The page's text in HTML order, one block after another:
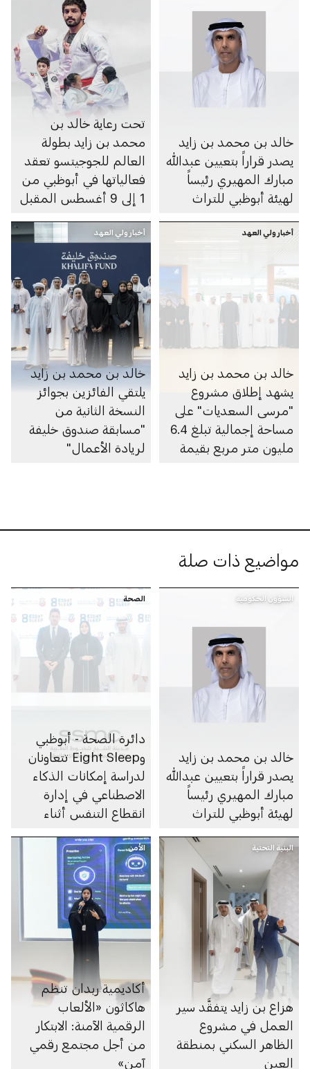
خالد بن محمد بن زايد
يصدر قراراً بتعيين عبدالله
مبارك المهيري رئيساً
لهيئة أبوظبي للتراث
تحت رعاية خالد بن
محمد بن زايد بطولة
العالم للجوجيتسو تعقد
فعالياتها في أبوظبي من
1 إلى 9 أغسطس المقبل
أخبار ولي العهد
خالد بن محمد بن زايد
يشهد إطلاق مشروع
"مرسى السعديات" على
مساحة إجمالية تبلغ 6.4
مليون متر مربع بقيمة
أخبار ولي العهد
خالد بن محمد بن زايد
يلتقي الفائزين بجوائز
النسخة الثانية من
"مسابقة صندوق خليفة
لريادة الأعمال"
مواضيع ذات صلة
الشؤون الحكومية
خالد بن محمد بن زايد
يصدر قراراً بتعيين عبدالله
مبارك المهيري رئيساً
لهيئة أبوظبي للتراث
الصحة
دائرة الصحة - أبوظبي
وEight Sleep تتعاونان
لدراسة إمكانات الذكاء
الاصطناعي في إدارة
انقطاع التنفس أثناء
البنية التحتية
هزاع بن زايد يتفقَّد سير
العمل في مشروع
الظاهر السكني بمنطقة
العين
الأمن
أكاديمية ربدان تنظم
هاكاثون «الألعاب
الرقمية الآمنة: الابتكار
من أجل مجتمع رقمي
آمن»